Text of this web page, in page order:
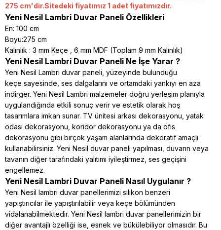
275 cm'dir.Sitedeki fiyatımız 1 adet fiyatımızdır.
Yeni Nesil Lambri Duvar Paneli Özellikleri
En: 100 cm
Boyu:275 cm
Kalınlık : 3 mm Keçe , 6 mm MDF (Toplam 9 mm Kalınlık)
Yeni Nesil Lambri Duvar Paneli Ne İşe Yarar ?
Yeni Nesil Lambri duvar paneli, yüzeyinde bulunduğu
keçe sayesinde, ses dalgalarını ve ortamdaki yankıyı en aza
indirger. Yeni Nesil Lambri malzemeler doğru yerleşim planıyla
uygulandığında etkili sonuç verir ve estetik olarak hoş
tasarımlara imkan sunar. TV ünitesi arkası dekorasyonu, yatak
odası dekorasyonu, koridor dekorasyonu ya da ofis
dekorasyonu gibi birçok yaşam alanlarında dekoratif amaçlı
kullanabilirsiniz. Yeni Nesil duvar paneli yapılması, duvarın veya
tavanın diğer tarafındaki yalıtımı iyileştirmez, ses geçişini
engellemez.
Yeni Nesil Lambri Duvar Paneli Nasıl Uygulanır ?
Yeni Nesil lambri duvar panellerimizi silikon benzeri
yapıştırıcılar ile yapıştırılabilir veya keçe bölümünden
vidalanabilmektedir. Yeni Nesil lambri duvar panellerimizin bir
diğer avantajlı özelliği ise, esnek ve bükülebiliyor olmasıdır. Bu